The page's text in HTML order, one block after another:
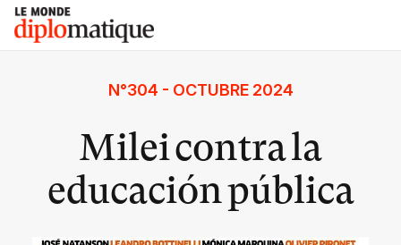
Skip
content
Le monde diplomatique
N°304 - OCTUBRE 2024
Milei contra la
educación pública